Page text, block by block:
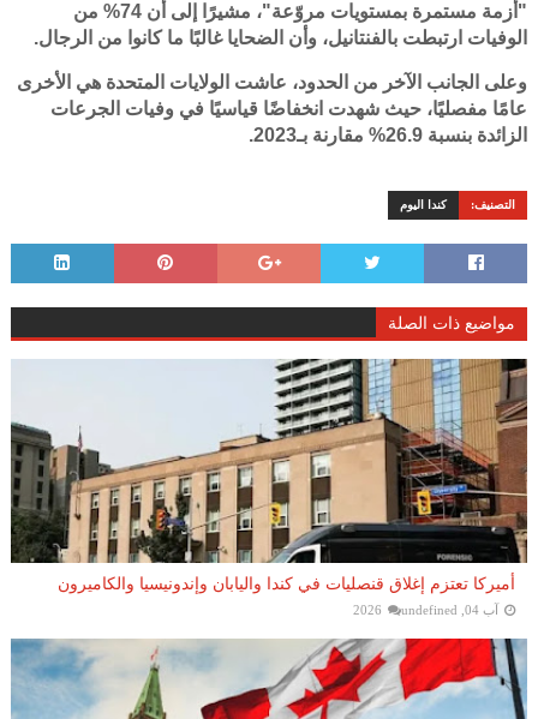
"أزمة مستمرة بمستويات مروّعة"، مشيرًا إلى أن 74% من
الوفيات ارتبطت بالفنتانيل، وأن الضحايا غالبًا ما كانوا من الرجال.
وعلى الجانب الآخر من الحدود، عاشت الولايات المتحدة هي الأخرى
عامًا مفصليًا، حيث شهدت انخفاضًا قياسيًا في وفيات الجرعات
الزائدة بنسبة 26.9% مقارنة بـ2023.
التصنيف: كندا اليوم
مواضيع ذات الصلة
أميركا تعتزم إغلاق قنصليات في كندا واليابان وإندونيسيا والكاميرون
آب 04, 2026 undefined